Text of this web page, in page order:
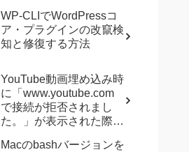
WP-CLIでWordPressコ
ア・プラグインの改竄検
知と修復する方法
YouTube動画埋め込み時
に「www.youtube.com
で接続が拒否されまし
た。」が表示された際に
Macのbashバージョンを